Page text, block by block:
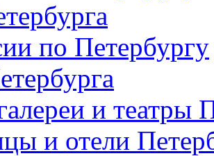
по Петербургу
и театры
и отели